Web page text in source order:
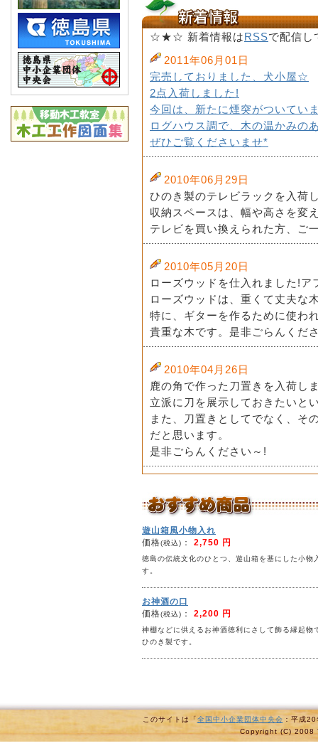
☆★☆ 新着情報はRSSで配信
2011年06月01日
完売しておりました、犬小屋☆
2点入荷しました!
今回は、新たに煙突がついてい
ログハウス調で、木の温かみの
ぜひご覧くださいませ*
2010年06月29日
ひのき製のテレビラックを入荷
収納スペースは、幅や高さを変
テレビを買い換えられた方、ご
2010年05月20日
ローズウッドを仕入れました!
ローズウッドは、重くて丈夫な
特に、ギターを作るために使わ
貴重な木です。是非ごらんくだ
2010年04月26日
鹿の角で作った刀置きを入荷し
立派に刀を展示しておきたいと
また、刀置きとしてでなく、そ
だと思います。
是非ごらんください～!
遊山箱風小物入れ
価格(税込) ： 2,750 円
徳島の伝統文化のひとつ、遊山箱を基にした小物
す。
お神酒の口
価格(税込) ： 2,200 円
神棚などに供えるお神酒徳利にさして飾る縁起物
ひのき製です。
このサイトは「全国中小企業団体中央会 ：平成
Copyright (C) 2008